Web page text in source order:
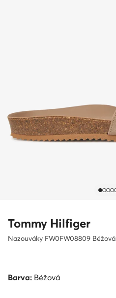
Tommy Hilfiger
Nazouváky FW0FW08809 Béžová
Barva: Béžová